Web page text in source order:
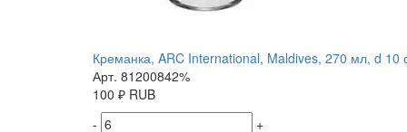
Креманка, ARC International, Maldives, 270 мл, d 10
Арт. 81200842%
100 ₽ RUB
-
+